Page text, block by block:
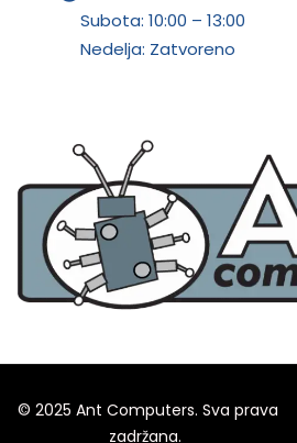
Subota: 10:00 – 13:00
Nedelja: Zatvoreno
© 2025 Ant Computers. Sva prava
zadržana.